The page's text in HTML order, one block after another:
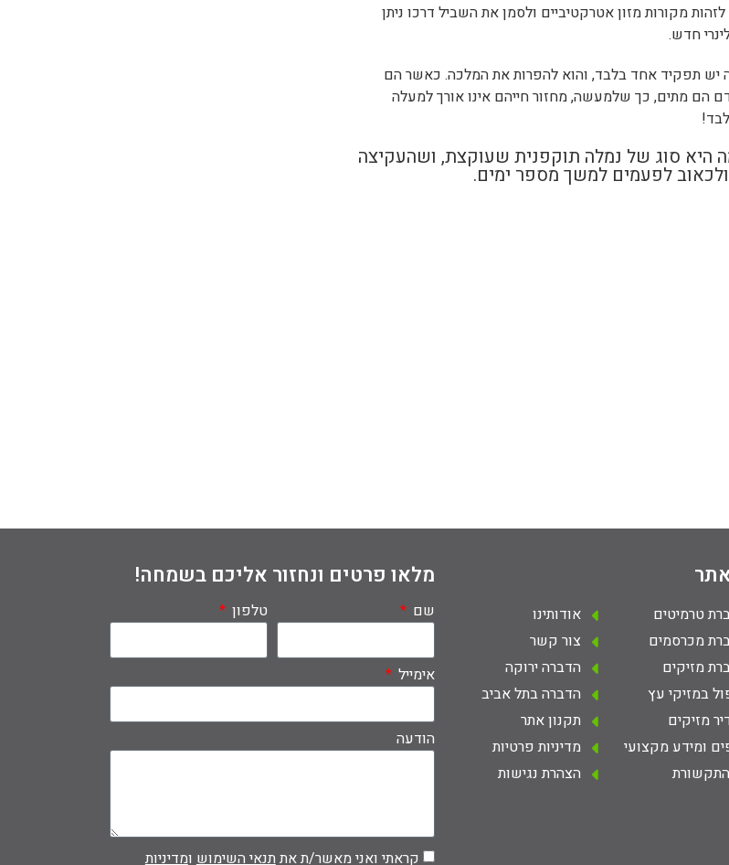
מקורות מזון אטרקטיביים ולסמן את השביל דרכו ניתן
חדש.
יש תפקיד אחד בלבד, והוא להפרות את המלכה. כאשר הם
הם מתים, כך שלמעשה, מחזור חייהם אינו אורך למעלה
היא סוג של נמלה תוקפנית שעוקצת, ושהעקיצה
לפעמים למשך מספר ימים.
טרמיטים
מכרסמים
מזיקים
במזיקי עץ
מזיקים
ומידע מקצועי
אודותינו
צור קשר
הדברה ירוקה
הדברה בתל אביב
תקנון אתר
מדיניות פרטיות
הצהרת נגישות
מלאו פרטים ונחזור אליכם בשמחה!
שם טלפון
אימייל
הודעה
קראתי ואני מאשר/ת אתתנאי השימושומדיניות